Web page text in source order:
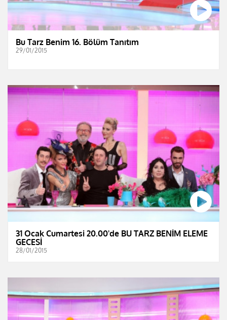
Bu Tarz Benim 16. Bölüm Tanıtım
29/01/2015
31 Ocak Cumartesi 20.00'de BU TARZ BENİM ELEME
GECESİ
28/01/2015